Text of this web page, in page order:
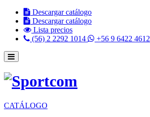
Descargar catálogo
Descargar catálogo
Lista precios
(56) 2 2292 1014
+56 9 6422 4612
CATÁLOGO